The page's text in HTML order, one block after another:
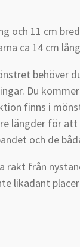
och 11 cm
ca 14 cm
behöver
Du
finns i
längder för
och de
rakt från
likadant